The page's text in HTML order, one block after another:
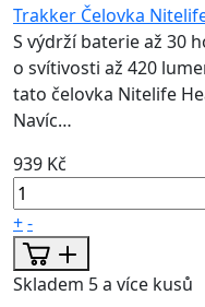
Trakker Čelovka
S výdrží baterie až 30
o svítivosti až 420
tato čelovka Nitelife
Navíc…
939 Kč
+-
Skladem 5 a více kusů